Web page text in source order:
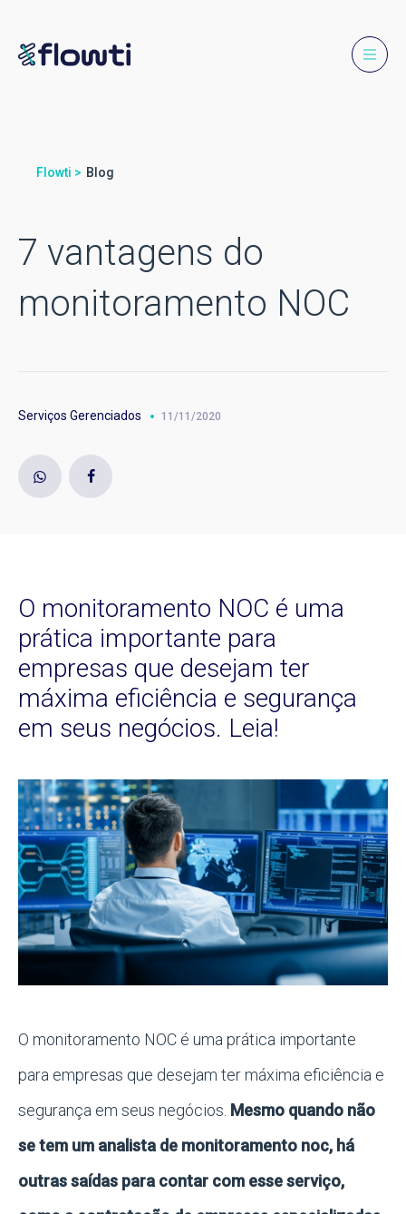
Flowti > Blog
7 vantagens do
monitoramento NOC
Serviços Gerenciados 11/11/2020
O monitoramento NOC é uma
prática importante para
empresas que desejam ter
máxima eficiência e segurança
em seus negócios. Leia!
O monitoramento NOC é uma prática importante
para empresas que desejam ter máxima eficiência e
segurança em seus negócios. Mesmo quando não
se tem um analista de monitoramento noc, há
outras saídas para contar com esse serviço,